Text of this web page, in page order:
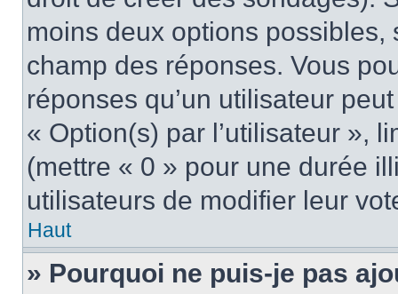
moins deux options
champ des réponses. Vous
réponses qu’un utilisateur
« Option(s) par l’utilisateur »,
(mettre « 0 » pour une durée
utilisateurs de modifier leur
Haut
» Pourquoi ne puis-je pas